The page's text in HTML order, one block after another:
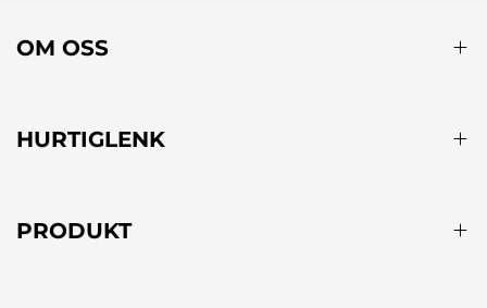
OM OSS
HURTIGLENK
PRODUKT